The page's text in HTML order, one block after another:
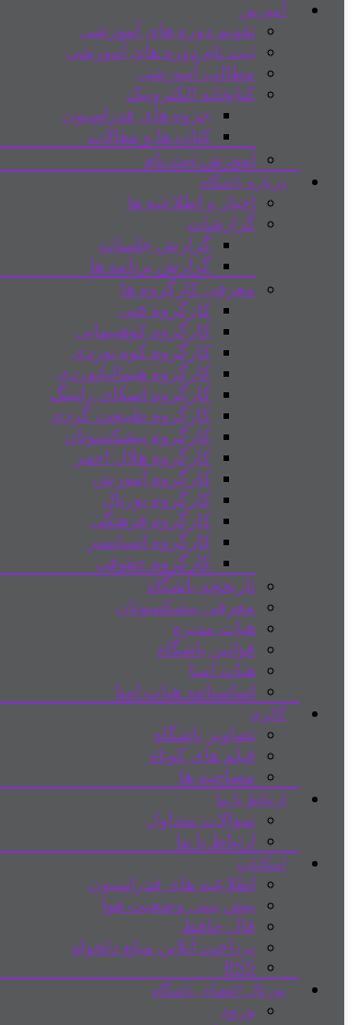
آموزش
تقویم دوره های آموزشی
ثبت نام دوره های آموزشی
مطالب آموزشی
کتابخانه الکترونیک
جزوه های فدراسیون
کتاب ها و مقالات
آموزش ثبت نام
درباره باشگاه
اخبار و اطلاعیه ها
گزارشات
گزارش جلسات
گزارش برنامه ها
معرفی کارگروه ها
کارگروه فنی
کارگروه کوهپیمایی
کارگروه کوه نوردی
کارگروه هیمالیانوردی
کارگروه اسکای رانینگ
کارگروه طبیعت گردی
کارگروه پیشکسوتان
کارگروه هلال احمر
کارگروه آموزش
کارگروه پورتال
کارگروه فرهنگی
کارگروه اسپانسر
کارگروه حقوقی
تاریخچه باشگاه
معرفی پیشکسوتان
هیات مدیره
قوانین باشگاه
هیات امنا
اساسنامه هیات امنا
گالری
تصاویر باشگاه
فیلم های کوتاه
مصاحبه ها
ارتباط با ما
سوالات متداول
ارتباط با ما
امکانات
اطلاعیه های فدراسیون
پیش بینی وضعیت هوا
فال حافظ
پرداخت آنلاین مبلغ دلخواه
RSS
پورتال اعضای باشگاه
ورود